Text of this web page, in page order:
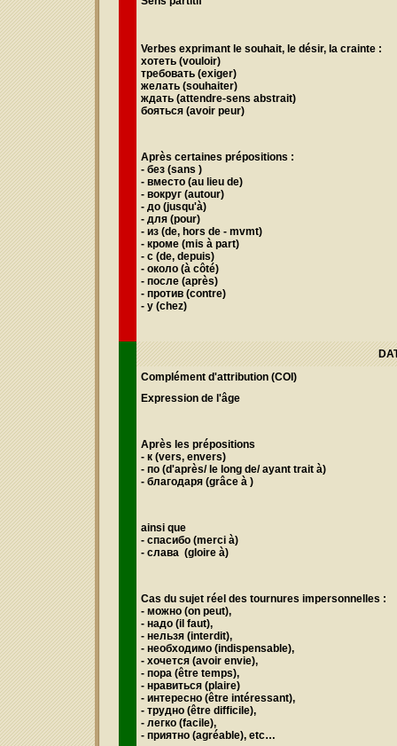
Verbes exprimant le souhait, le désir, la crainte :
хотеть (vouloir)
требовать (exiger)
желать (souhaiter)
ждать (attendre-sens abstrait)
бояться (avoir peur)
Après certaines prépositions :
- без (sans )
- вместо (au lieu de)
- вокруг (autour)
- до (jusqu'à)
- для (pour)
- из (de, hors de - mvmt)
- кроме (mis à part)
- с (de, depuis)
- oколо (à côté)
- после (après)
- против (contre)
- у (chez)
Complément d'attribution (COI)
Expression de l'âge
Après les prépositions
- к (vers, envers)
- по (d'après/ le long de/ ayant trait à)
- благодаря(grâce à )
ainsi que
- спасибо (merci à)
- слава (gloire à)
Cas du sujet réel des tournures impersonnelles :
- можно(on peut),
- надо (il faut),
- нельзя (interdit),
- необходимо (indispensable),
- хочется (avoir envie),
- пора (être temps),
- нравиться (plaire)
- интересно (être intéressant),
- трудно (être difficile),
- легко (facile),
- приятно (agréable), etc…